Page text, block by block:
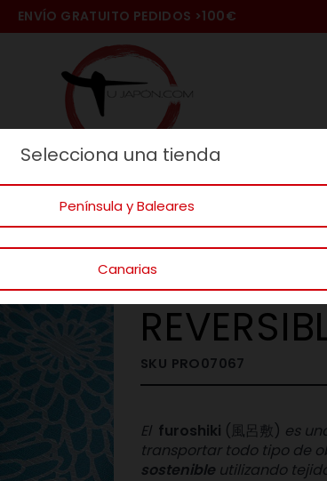
Selecciona una tienda
Península y Baleares
Canarias
ENVÍO GRATUITO PEDIDOS >100€
Ideas Regalos Gatos
FUROSHIKI FUROSHIKI CRISANTEMOS
SKU PRO07067
El furoshiki (風呂敷) es
transportar todo tipo de
sostenible utilizando